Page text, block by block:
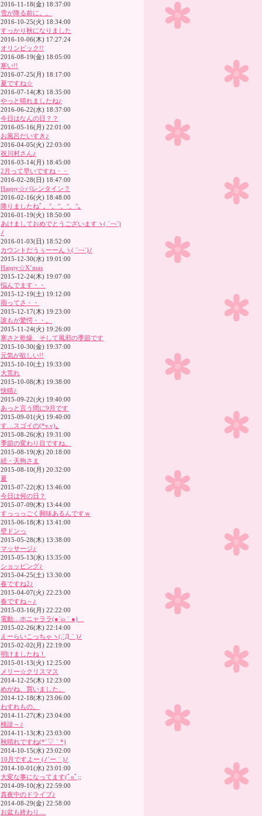
2016-11-18(金) 18:37:00
雪が降る前に。。
2016-10-25(火) 18:34:00
すっかり秋になりました
2016-10-06(木) 17:27:24
オリンピック!!
2016-08-19(金) 18:05:00
寒い!!
2016-07-25(月) 18:17:00
夏ですね☆
2016-07-14(木) 18:35:00
やっと晴れましたね♪
2016-06-22(水) 18:37:00
今日はなんの日？？
2016-05-16(月) 22:01:00
お風呂だいすき♪
2016-04-05(火) 22:03:00
祝川村さん♪
2016-03-14(月) 18:45:00
2月って早いですね・・
2016-02-28(日) 18:47:00
Happy☆バレンタイン？
2016-02-16(火) 18:48:00
降りましたねﾟ。°。°。°。°｡
2016-01-19(火) 18:50:00
あけましておめでとうございますヽ( ´￢`)
ﾉ
2016-01-03(日) 18:52:00
カウントだうぅーーんヽ( ´￢`)ﾉ
2015-12-30(水) 19:01:00
Happy☆X’mas
2015-12-24(木) 19:07:00
悩んでます・・
2015-12-19(土) 19:12:00
雨ってさ・・
2015-12-17(木) 19:23:00
誰もが驚愕・・。
2015-11-24(火) 19:26:00
寒さと乾燥、そして風邪の季節です
2015-10-30(金) 19:37:00
元気が欲しい!!
2015-10-10(土) 19:33:00
大荒れ
2015-10-08(木) 19:38:00
快晴♪
2015-09-22(火) 19:40:00
あっと言う間に9月です
2015-09-01(火) 19:40:00
す…スゴイの(*v.v)｡
2015-08-26(水) 19:31:00
季節の変わり目ですね。
2015-08-19(水) 20:18:00
続・天狗さま
2015-08-10(月) 20:32:00
夏
2015-07-22(水) 13:46:00
今日は何の日？
2015-07-09(木) 13:44:00
すっっっごく興味あるんですｗ
2015-06-18(木) 13:41:00
壁ドンっ
2015-05-28(木) 13:38:00
マッサージ♪
2015-05-13(水) 13:35:00
ショッピング♪
2015-04-25(土) 13:30:00
春ですね2♪
2015-04-07(火) 22:23:00
春ですね～♪
2015-03-16(月) 22:22:00
電動…ホニャララ(●´ω｀●)ゞ
2015-02-26(木) 22:14:00
えーらいこっちゃヽ(;´Д｀)ﾉ
2015-02-02(月) 22:19:00
明けましたね！
2015-01-13(火) 12:25:00
メリー☆クリスマス
2014-12-25(木) 12:23:00
めがね、買いました。
2014-12-18(木) 23:06:00
わすれもの。
2014-11-27(木) 23:04:00
検診～♪
2014-11-13(木) 23:03:00
秋晴れですね(*´▽｀*)
2014-10-15(水) 23:02:00
10月ですよー (ﾉ´ー｀)ﾉ
2014-10-01(水) 23:01:00
大変な事になってます(ﾟoﾟ;;
2014-09-10(水) 22:59:00
真夜中のドライブ♪
2014-08-29(金) 22:58:00
お盆も終わり…